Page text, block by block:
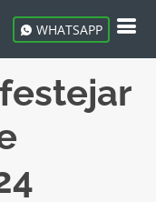
WHATSAPP